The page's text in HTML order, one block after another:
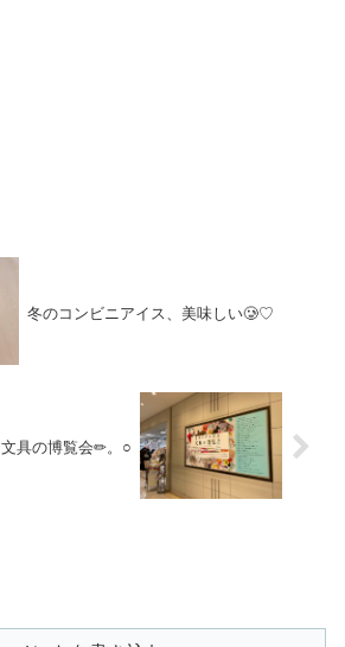
冬のコンビニアイス、美味しい🥲♡
文具の博覧会︎✏︎。○